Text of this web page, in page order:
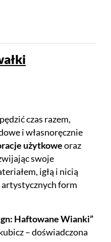
czas razem,
i własnoręcznie
użytkoweoraz
swoje
igłą i nicią
artystycznych form
Haftowane Wianki”
– doświadczona